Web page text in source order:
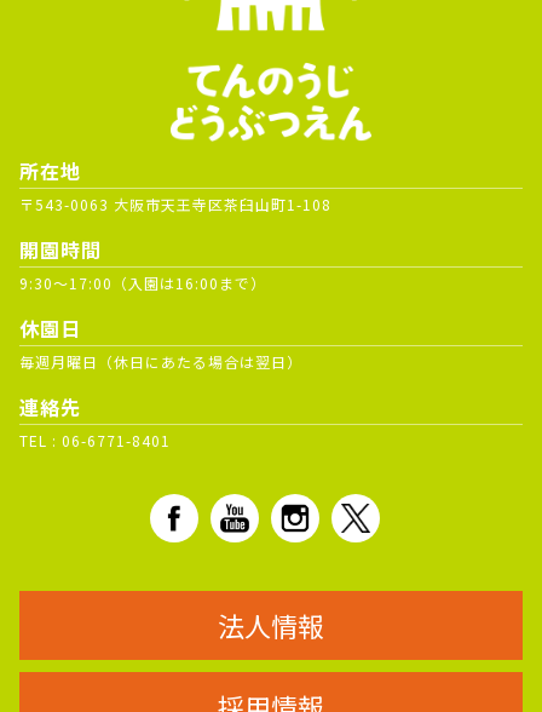
所在地
〒543-0063 大阪市天王寺区茶臼山町1-108
開園時間
9:30～17:00（入園は16:00まで）
休園日
毎週月曜日（休日にあたる場合は翌日）
連絡先
TEL : 06-6771-8401
法人情報